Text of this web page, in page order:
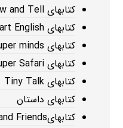
کتابهای Show and Tell
کتابهای Smart English
کتابهای Super minds
کتابهای Super Safari
کتابهای Tiny Talk
کتابهای داستان
کتابهایMy Disney Stars and Friends